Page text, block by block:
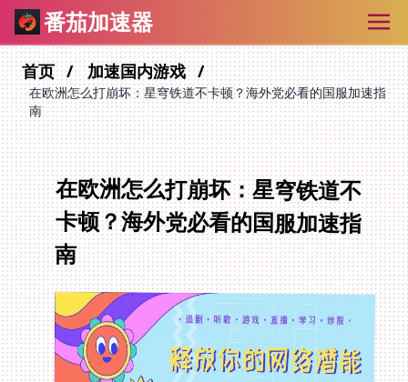
番茄加速器
首页 加速国内游戏
在欧洲怎么打崩坏：星穹铁道不卡顿？海外党必看的国服加速指
南
在欧洲怎么打崩坏：星穹铁道不
卡顿？海外党必看的国服加速指
南